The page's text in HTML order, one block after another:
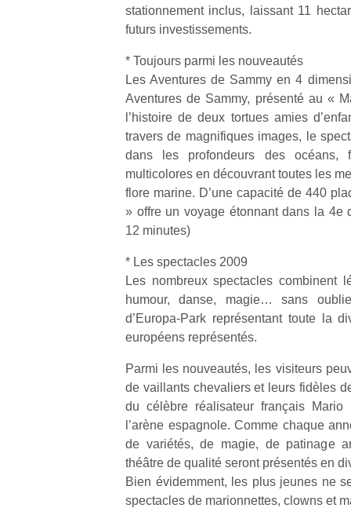
stationnement inclus, laissant 11
futurs investissements.
* Toujours parmi les nouveautés
Les Aventures de Sammy en 4
Aventures de Sammy, présenté au «
l’histoire de deux tortues amies
travers de magnifiques images, le
dans les profondeurs des
multicolores en découvrant toutes les
flore marine. D’une capacité de 440
» offre un voyage étonnant dans la 4e
12 minutes)
* Les spectacles 2009
Les nombreux spectacles combinent
humour, danse, magie… sans
d’Europa-Park représentant toute la
européens représentés.
Parmi les nouveautés, les visiteurs
de vaillants chevaliers et leurs fidèles
du célèbre réalisateur français
l’arène espagnole. Comme chaque
de variétés, de magie, de patinage
théâtre de qualité seront présentés en
Bien évidemment, les plus jeunes ne
spectacles de marionnettes, clowns et